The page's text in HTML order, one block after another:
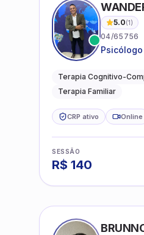
5.0(1)
04/65756
e terapia
Terapia Cognitivo-
Terapia Familiar
CRP ativo Online
SESSÃO
R$ 140